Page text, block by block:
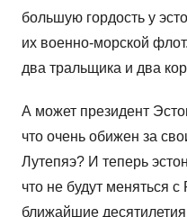
большую гордость у
их военно-морской
два тральщика и два
А может президент
что очень обижен за
Лутепяэ? И теперь
что не будут меняться
ближайшие